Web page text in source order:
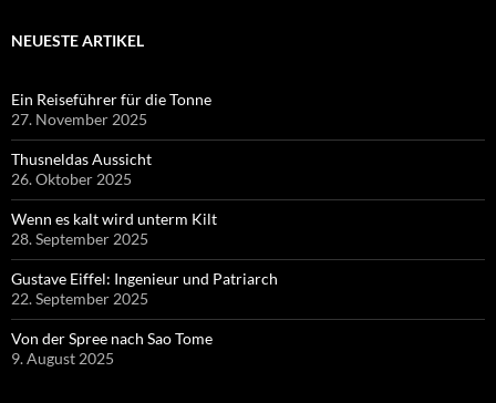
NEUESTE ARTIKEL
Ein Reiseführer für die Tonne
27. November 2025
Thusneldas Aussicht
26. Oktober 2025
Wenn es kalt wird unterm Kilt
28. September 2025
Gustave Eiffel: Ingenieur und Patriarch
22. September 2025
Von der Spree nach Sao Tome
9. August 2025